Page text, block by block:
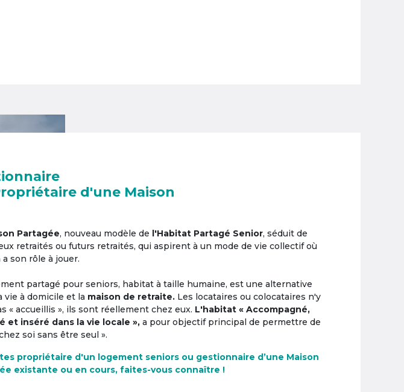
d'une Maison
Partagée, nouveau modèle de l'Habitat Partagé Senior, séduit de
retraités ou futurs retraités, qui aspirent à un mode de vie collectif où
son rôle à jouer.
partagé pour seniors, habitat à taille humaine, est une alternative
vie à domicile et la maison de retraite. Les locataires ou colocataires n'y
« accueillis », ils sont réellement chez eux. L'habitat « Accompagné,
et inséré dans la vie locale », a pour objectif principal de permettre de
soi sans être seul ».
propriétaire d'un logement seniors ou gestionnaire d’une Maison
existante ou en cours, faites-vous connaître !